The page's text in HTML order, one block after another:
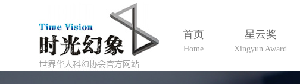
首页
Home
星云奖
Xingyun Award